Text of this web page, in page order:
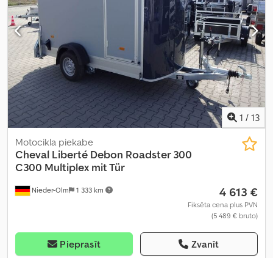
1 / 13
Nieder-Olm 1 333 km
Motocikla piekabe
Cheval Liberté Debon Roadster 300
C300 Multiplex mit Tür
4 613 €
Fiksēta cena plus PVN
(5 489 € bruto)
Pieprasīt Zvanīt